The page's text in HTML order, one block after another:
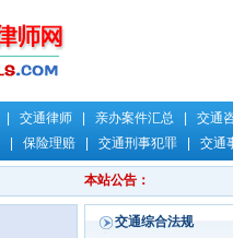
交通律师 亲办案件汇总
交通
保险理赔 交通刑事犯罪 交通
本站公告：
交通综合法规